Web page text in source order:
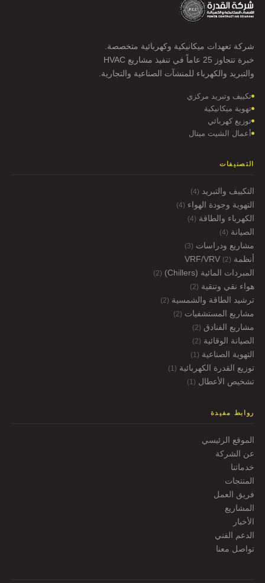
شركة تعهدات ميكانيكية وكهربائية متخصصة.
خبرة تتجاوز 25 عاماً في تنفيذ مشاريع HVAC
والتبريد والكهرباء للمنشآت الصناعية والتجارية.
تكييف وتبريد مركزي
تهوية ميكانيكية
توزيع كهربائي
أعمال الشيت ميتال
التصنيفات
التكييف والتبريد (4)
التهوية وجودة الهواء (4)
الكهرباء والطاقة (4)
الصيانة (4)
مشاريع ودراسات (3)
أنظمة VRF/VRV (2)
المبردات المائية (Chillers) (2)
هواء نقي وتنقية (2)
ترشيد الطاقة والشمسية (2)
مشاريع المستشفيات (2)
مشاريع الفنادق (2)
الصيانة الوقائية (2)
التهوية الصناعية (1)
توزيع القدرة الكهربائية (1)
تشخيص الأعطال (1)
روابط مفيدة
الموقع الرئيسي
عن الشركة
خدماتنا
المنتجات
فريق العمل
المشاريع
الأخبار
الدعم الفني
تواصل معنا